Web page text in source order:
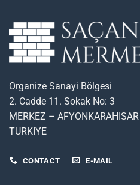
Organize Sanayi Bölgesi
2. Cadde 11. Sokak No: 3
MERKEZ – AFYONKARAHISAR
TURKIYE
CONTACT E-MAIL